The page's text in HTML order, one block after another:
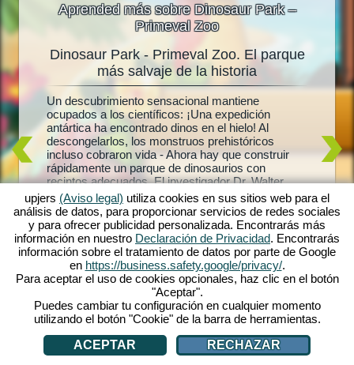
Aprended más sobre Dinosaur Park –
Primeval Zoo
de
-
propio
al
Dinosaur Park - Primeval Zoo. El parque
más salvaje de la historia
Un descubrimiento sensacional mantiene
ocupados a los científicos: ¡Una expedición
antártica ha encontrado dinos en el hielo! Al
descongelarlos, los monstruos prehistóricos
incluso cobraron vida - Ahora hay que construir
rápidamente un parque de dinosaurios con
recintos adecuados. El investigador Dr. Walter
Molino te ayudará, porque siempre había
sospechado que los dinos congelados podían
volver a la vida. ¿Descubrirá también el secreto de
su esposa desaparecida? Explora el mundo de los
dinosaurios en Dinosaur Park - Primeval Zoo.
crea tu
juego y
puedes
para los
nuevos
te está
upjers (Aviso legal) utiliza cookies en sus sitios web para el
análisis de datos, para proporcionar servicios de redes sociales
y para ofrecer publicidad personalizada. Encontrarás más
información en nuestro Declaración de Privacidad. Encontrarás
información sobre el tratamiento de datos por parte de Google
en https://business.safety.google/privacy/.
Para aceptar el uso de cookies opcionales, haz clic en el botón
"Aceptar".
Puedes cambiar tu configuración en cualquier momento
utilizando el botón "Cookie" de la barra de herramientas.
ACEPTAR
RECHAZAR